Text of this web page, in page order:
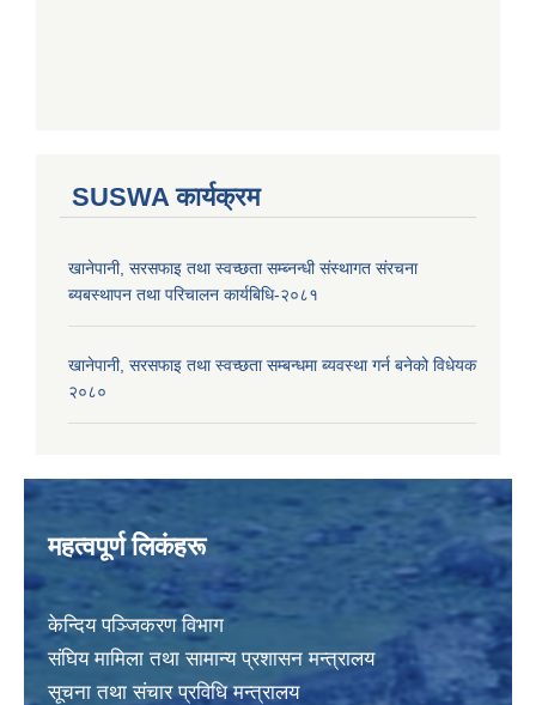
SUSWA कार्यक्रम
खानेपानी, सरसफाइ तथा स्वच्छता सम्ब्नन्धी संस्थागत संरचना
ब्यबस्थापन तथा परिचालन कार्यबिधि-२०८१
खानेपानी, सरसफाइ तथा स्वच्छता सम्बन्धमा ब्यवस्था गर्न बनेको विधेयक
२०८०
महत्वपूर्ण लिकंहरू
केन्दिय पञ्जिकरण विभाग
संघिय मामिला तथा सामान्य प्रशासन मन्त्रालय
सूचना तथा संचार प्रविधि मन्त्रालय